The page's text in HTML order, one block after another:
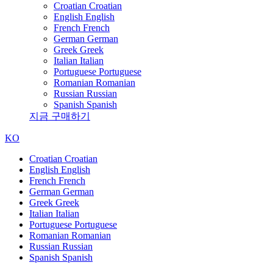
Croatian Croatian
English English
French French
German German
Greek Greek
Italian Italian
Portuguese Portuguese
Romanian Romanian
Russian Russian
Spanish Spanish
지금 구매하기
KO
Croatian Croatian
English English
French French
German German
Greek Greek
Italian Italian
Portuguese Portuguese
Romanian Romanian
Russian Russian
Spanish Spanish